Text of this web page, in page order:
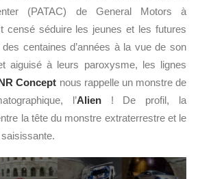
(PATAC) de General Motors à
censé séduire les jeunes et les futures
centaines d’années à la vue de son
aiguisé à leurs paroxysme, les lignes
Concept nous rappelle un monstre de
l’Alien! De profil, la
la tête du monstre extraterrestre et le